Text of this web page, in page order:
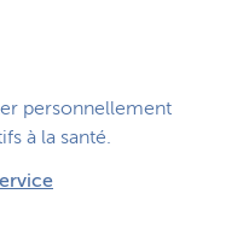
personnellement
à la santé.